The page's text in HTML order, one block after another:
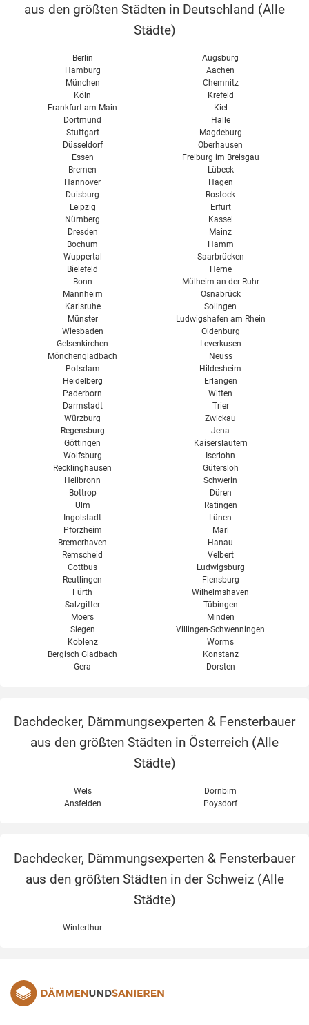
Schaumglas
Steinwolle
Zellulose
aus den größten Städten in Deutschland (Alle
Städte)
Berlin
Hamburg
München
Köln
Frankfurt am Main
Dortmund
Stuttgart
Düsseldorf
Essen
Bremen
Hannover
Duisburg
Leipzig
Nürnberg
Dresden
Bochum
Wuppertal
Bielefeld
Bonn
Mannheim
Karlsruhe
Münster
Wiesbaden
Gelsenkirchen
Mönchengladbach
Augsburg
Aachen
Chemnitz
Krefeld
Kiel
Halle
Magdeburg
Oberhausen
Freiburg im Breisgau
Lübeck
Hagen
Rostock
Erfurt
Kassel
Mainz
Hamm
Saarbrücken
Herne
Mülheim an der Ruhr
Osnabrück
Solingen
Ludwigshafen am Rhein
Oldenburg
Leverkusen
Neuss
Potsdam
Heidelberg
Paderborn
Darmstadt
Würzburg
Regensburg
Göttingen
Wolfsburg
Recklinghausen
Heilbronn
Bottrop
Ulm
Ingolstadt
Pforzheim
Bremerhaven
Remscheid
Cottbus
Reutlingen
Fürth
Salzgitter
Moers
Siegen
Koblenz
Bergisch Gladbach
Gera
Hildesheim
Erlangen
Witten
Trier
Zwickau
Jena
Kaiserslautern
Iserlohn
Gütersloh
Schwerin
Düren
Ratingen
Lünen
Marl
Hanau
Velbert
Ludwigsburg
Flensburg
Wilhelmshaven
Tübingen
Minden
Villingen-Schwenningen
Worms
Konstanz
Dorsten
Dachdecker, Dämmungsexperten & Fensterbauer
aus den größten Städten in Österreich (Alle
Städte)
Wels
Dornbirn
Ansfelden
Poysdorf
Dachdecker, Dämmungsexperten & Fensterbauer
aus den größten Städten in der Schweiz (Alle
Städte)
Winterthur